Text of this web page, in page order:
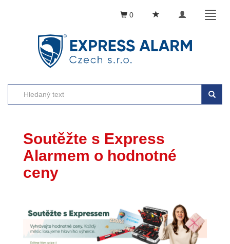
Toggle
0
Soutěžte s Express
Alarmem o hodnotné
ceny